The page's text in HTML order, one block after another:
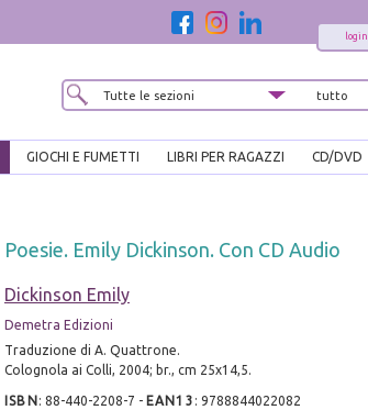
login
GIOCHI E FUMETTI LIBRI PER RAGAZZI CD/DVD
Poesie. Emily Dickinson. Con CD Audio
Dickinson Emily
Demetra Edizioni
Traduzione di A. Quattrone.
Colognola ai Colli, 2004; br., cm 25x14,5.
ISBN : 88-440-2208-7 - EAN13 : 9788844022082